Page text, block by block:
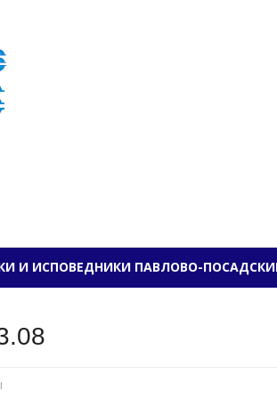
ПАВЛОВО-
И ИСПОВЕДНИКИ ПАВЛОВО-